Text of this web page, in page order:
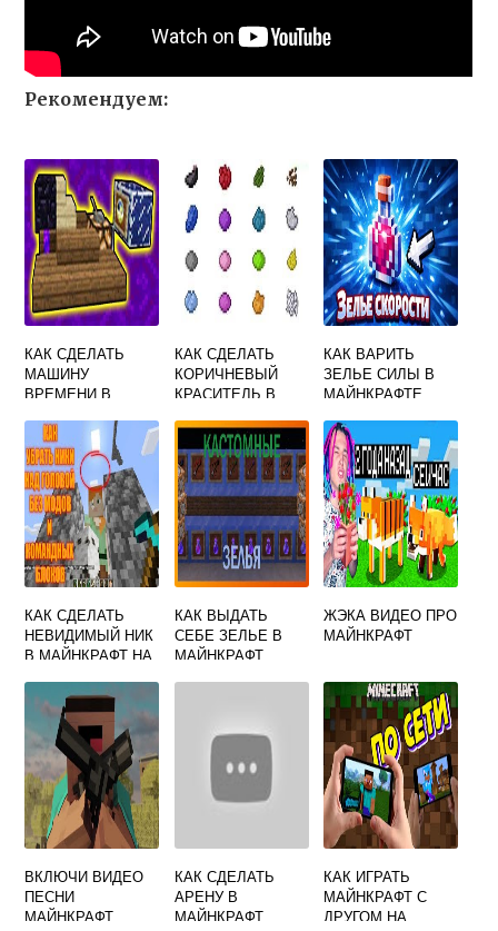
Рекомендуем:
КАК СДЕЛАТЬ
МАШИНУ
ВРЕМЕНИ В
КАК СДЕЛАТЬ
КОРИЧНЕВЫЙ
КРАСИТЕЛЬ В
КАК ВАРИТЬ
ЗЕЛЬЕ СИЛЫ В
МАЙНКРАФТЕ
КАК СДЕЛАТЬ
НЕВИДИМЫЙ НИК
В МАЙНКРАФТ НА
КАК ВЫДАТЬ
СЕБЕ ЗЕЛЬЕ В
МАЙНКРАФТ
ЖЭКА ВИДЕО ПРО
МАЙНКРАФТ
ВКЛЮЧИ ВИДЕО
ПЕСНИ
МАЙНКРАФТ
КАК СДЕЛАТЬ
АРЕНУ В
МАЙНКРАФТ
КАК ИГРАТЬ
МАЙНКРАФТ С
ДРУГОМ НА